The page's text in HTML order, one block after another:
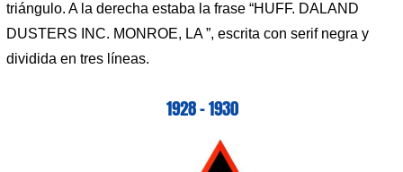
triángulo. A la derecha estaba la frase “HUFF. DALAND
DUSTERS INC. MONROE, LA ”, escrita con serif negra y
dividida en tres líneas.
1928 – 1930